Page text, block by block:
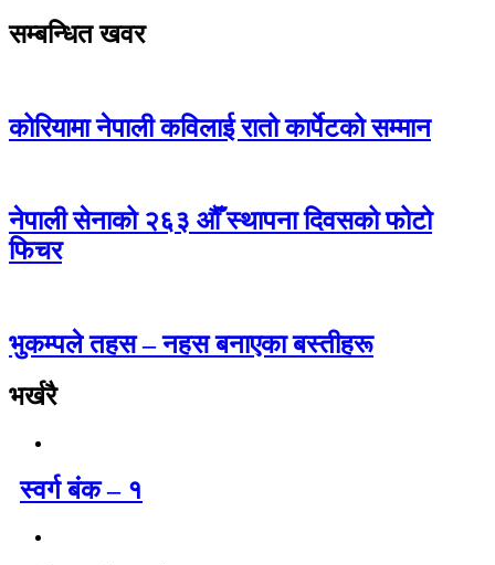
सम्बन्धित खवर
कोरियामा नेपाली कविलाई रातो कार्पेटको सम्मान
नेपाली सेनाको २६३ औँ स्थापना दिवसको फोटो
फिचर
भुकम्पले तहस – नहस बनाएका बस्तीहरू
भर्खरै
स्वर्ग बंक – १